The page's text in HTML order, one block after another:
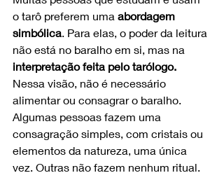
o tarô preferem uma abordagem
simbólica. Para elas, o poder da leitura
não está no baralho em si, mas na
interpretação feita pelo tarólogo.
Nessa visão, não é necessário
alimentar ou consagrar o baralho.
Algumas pessoas fazem uma
consagração simples, com cristais ou
elementos da natureza, uma única
vez. Outras não fazem nenhum ritual.